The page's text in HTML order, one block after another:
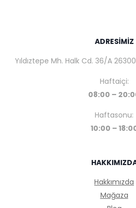
ADRESİMİZ
Yıldıztepe Mh. Halk Cd. 36/A 26300
Haftaiçi:
08:00 –
Haftasonu:
10:00 –
Hakkımızda
Mağaza